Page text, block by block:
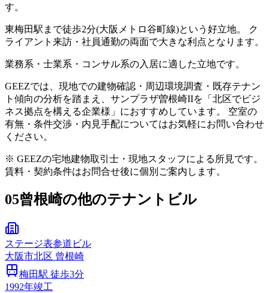
す。
東梅田駅まで徒歩2分(大阪メトロ谷町線)という好立地。 ク
ライアント来訪・社員通勤の両面で大きな利点となります。
業務系・士業系・コンサル系の入居に適した立地です。
GEEZでは、現地での建物確認・周辺環境調査・既存テナン
ト傾向の分析を踏まえ、サンプラザ曽根崎IIを「北区でビジ
ネス拠点を構える企業様」におすすめしています。 空室の
有無・条件交渉・内見手配についてはお気軽にお問い合わせ
ください。
※ GEEZの宅地建物取引士・現地スタッフによる所見です。
賃料・契約条件はお問合せ後に個別ご案内します。
05曾根崎の他のテナントビル
ステージ表参道ビル
大阪市北区 曾根崎
梅田駅 徒歩3分
1992年竣工